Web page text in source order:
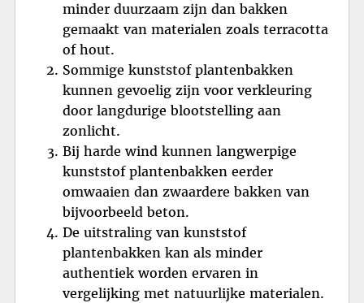
minder duurzaam zijn dan bakken
gemaakt van materialen zoals terracotta
of hout.
Sommige kunststof plantenbakken
kunnen gevoelig zijn voor verkleuring
door langdurige blootstelling aan
zonlicht.
Bij harde wind kunnen langwerpige
kunststof plantenbakken eerder
omwaaien dan zwaardere bakken van
bijvoorbeeld beton.
De uitstraling van kunststof
plantenbakken kan als minder
authentiek worden ervaren in
vergelijking met natuurlijke materialen.